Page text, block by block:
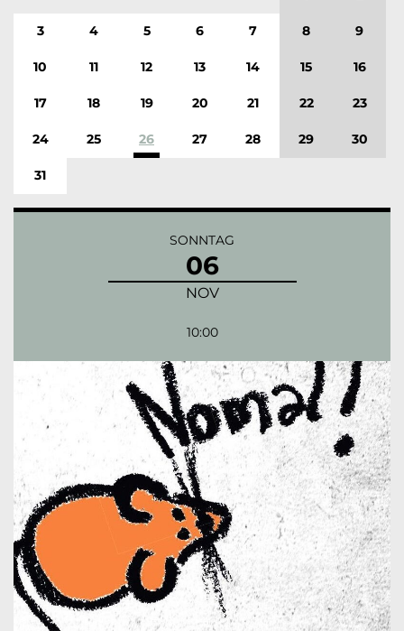
3 4 5 6 7 8 9
10 11 12 13 14 15 16
17 18 19 20 21 22 23
24 25 26 27 28 29 30
31
SONNTAG
06
NOV
10:00